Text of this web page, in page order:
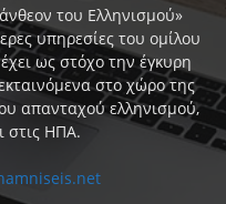
του Ελληνισμού»
υπηρεσίες του ομίλου
ως στόχο την έγκυρη
στο χώρο της
απανταχού ελληνισμού,
στις ΗΠΑ.